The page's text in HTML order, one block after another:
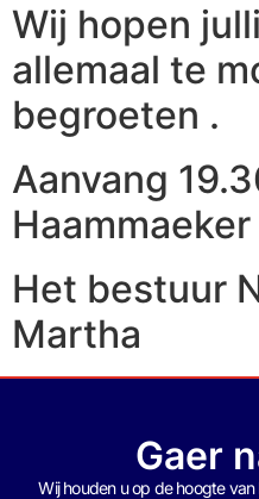
Wij hopen
allemaal te
begroeten .
Aanvang
Haammaeker
Het bestuur
Martha
Gaer
Wij houden u op de hoogte van